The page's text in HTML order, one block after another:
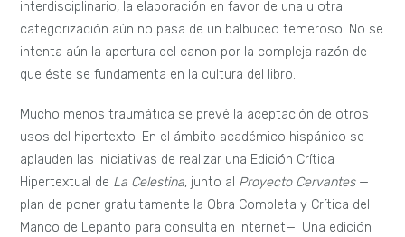
interdisciplinario, la elaboración en favor de una u otra
categorización aún no pasa de un balbuceo temeroso. No se
intenta aún la apertura del canon por la compleja razón de
que éste se fundamenta en la cultura del libro.
Mucho menos traumática se prevé la aceptación de otros
usos del hipertexto. En el ámbito académico hispánico se
aplauden las iniciativas de realizar una Edición Crítica
Hipertextual de La Celestina, junto al Proyecto Cervantes—
plan de poner gratuitamente la Obra Completa y Crítica del
Manco de Lepanto para consulta en Internet—. Una edición